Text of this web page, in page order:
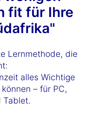
fit für Ihre
Lernmethode, die
alles Wichtige
– für PC,
Tablet.